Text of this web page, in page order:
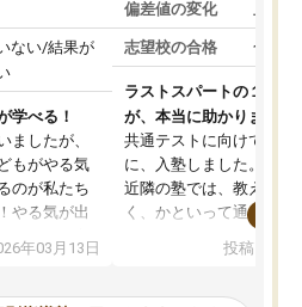
ない/結果が
学べる！
ましたが、
もがやる気
のが私たち
やる気が出
です」と言
考えて、思
年03月13日
偏差値の変化
志望校の合格 合格
ラストスパートの１か月
が、本当に助かりました
共通テストに向けての追
に、入塾しました。田舎
近隣の塾では、教えても
く、かといって通うには
可能なので本当に助か
投稿日：